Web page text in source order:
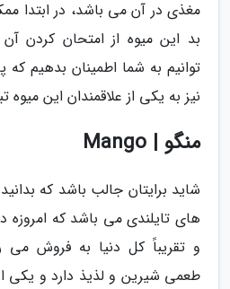
مغذی در آن می باشد، در ابتدا
بد این میوه از امتحان کردن
توانیم به شما اطمینان بدهیم
نیز به یکی از علاقمندان این
منگو | Mango
شاید برایتان جالب باشد که
های تایلندی می باشد که امروزه
و تقریباً کل دنیا به فروش می
طعمی شیرین و لذیذ دارد و یکی